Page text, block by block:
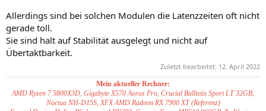
Allerdings sind bei solchen Modulen die Latenzzeiten oft nicht
gerade toll.
Sie sind halt auf Stabilität ausgelegt und nicht auf
Übertaktbarkeit.
Zuletzt bearbeitet: 12. April 2022
Mein aktueller Rechner:
AMD Ryzen 7 5800X3D, Gigabyte X570 Aorus Pro, Crucial Ballistix Sport LT 32GB,
Noctua NH-D15S, XFX AMD Radeon RX 7900 XT (Referenz)